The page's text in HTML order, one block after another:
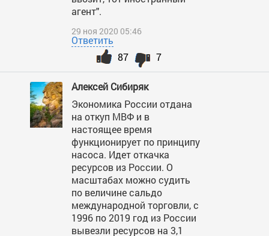
агент".
29 ноя 2020 05:46
Ответить
7
87
Алексей Сибиряк
Экономика России отдана
на откуп МВФ и в
настоящее время
функционирует по принципу
насоса. Идет откачка
ресурсов из России. О
масштабах можно судить
по величине сальдо
международной торговли, с
1996 по 2019 год из России
вывезли ресурсов на 3,1